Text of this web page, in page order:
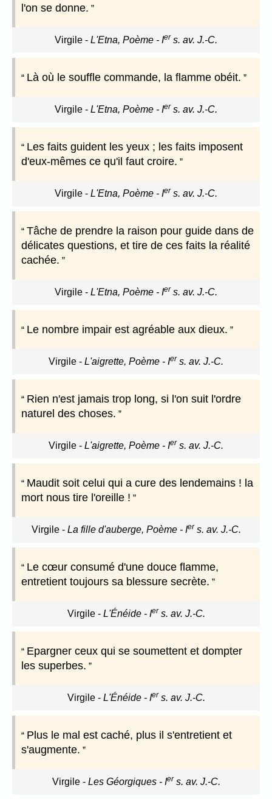
l'on se donne.
Virgile - L'Etna, Poème - Ier s. av. J.-C.
Là où le souffle commande, la flamme obéit.
Virgile - L'Etna, Poème - Ier s. av. J.-C.
Les faits guident les yeux ; les faits imposent
d'eux-mêmes ce qu'il faut croire.
Virgile - L'Etna, Poème - Ier s. av. J.-C.
Tâche de prendre la raison pour guide dans de
délicates questions, et tire de ces faits la réalité
cachée.
Virgile - L'Etna, Poème - Ier s. av. J.-C.
Le nombre impair est agréable aux dieux.
Virgile - L'aigrette, Poème - Ier s. av. J.-C.
Rien n'est jamais trop long, si l'on suit l'ordre
naturel des choses.
Virgile - L'aigrette, Poème - Ier s. av. J.-C.
Maudit soit celui qui a cure des lendemains ! la
mort nous tire l'oreille !
Virgile- La fille d'auberge, Poème - Ier s. av. J.-C.
Le cœur consumé d'une douce flamme,
entretient toujours sa blessure secrète.
Virgile- L'Énéide - Ier s. av. J.-C.
Epargner ceux qui se soumettent et dompter
les superbes.
Virgile- L'Énéide - Ier s. av. J.-C.
Plus le mal est caché, plus il s'entretient et
s'augmente.
Virgile- Les Géorgiques - Ier s. av. J.-C.